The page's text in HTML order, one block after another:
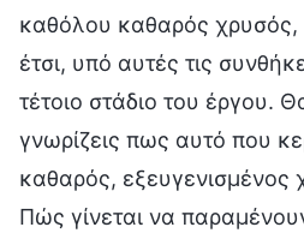
καθόλου καθαρός
έτσι, υπό αυτές τις
τέτοιο στάδιο του έργου.
γνωρίζεις πως αυτό που
καθαρός, εξευγενισμένος
Πώς γίνεται να